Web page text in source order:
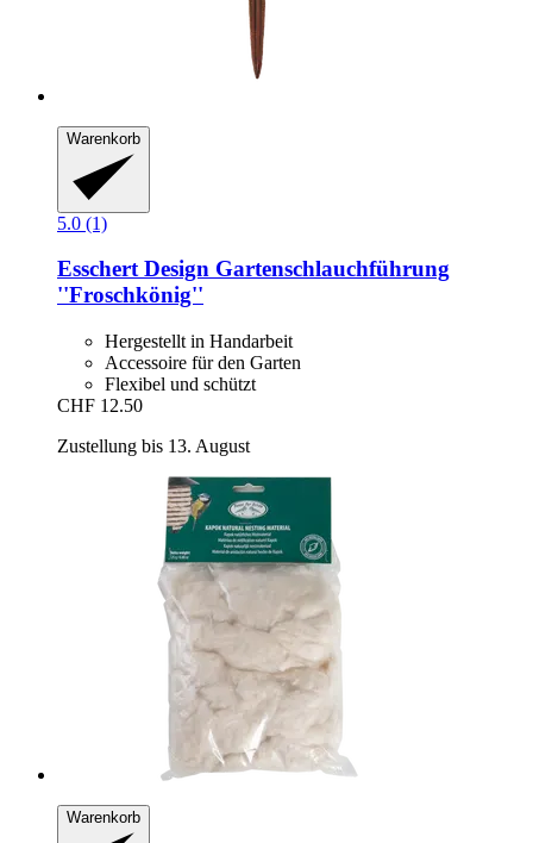
Warenkorb
5.0 (1)
Esschert Design Gartenschlauchführung
''Froschkönig''
Hergestellt in Handarbeit
Accessoire für den Garten
Flexibel und schützt
CHF 12.50
Zustellung bis 13. August
Warenkorb